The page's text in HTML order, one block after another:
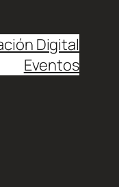
Digital
Eventos